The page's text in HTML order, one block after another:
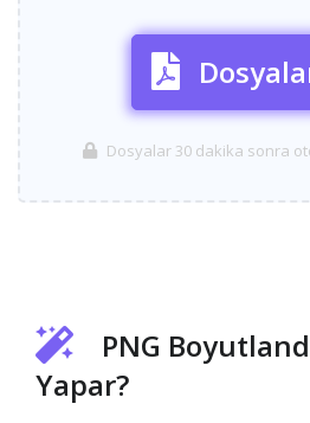
Dosyalar 30 dakika sonra
PNG
Yapar?